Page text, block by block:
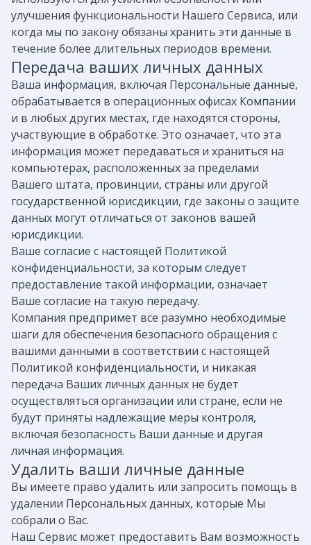
улучшения функциональности Нашего Сервиса, или
когда мы по закону обязаны хранить эти данные в
течение более длительных периодов времени.
Передача ваших личных данных
Ваша информация, включая Персональные данные,
обрабатывается в операционных офисах Компании
и в любых других местах, где находятся стороны,
участвующие в обработке. Это означает, что эта
информация может передаваться и храниться на
компьютерах, расположенных за пределами
Вашего штата, провинции, страны или другой
государственной юрисдикции, где законы о защите
данных могут отличаться от законов вашей
юрисдикции.
Ваше согласие с настоящей Политикой
конфиденциальности, за которым следует
предоставление такой информации, означает
Ваше согласие на такую ​​передачу.
Компания предпримет все разумно необходимые
шаги для обеспечения безопасного обращения с
вашими данными в соответствии с настоящей
Политикой конфиденциальности, и никакая
передача Ваших личных данных не будет
осуществляться организации или стране, если не
будут приняты надлежащие меры контроля,
включая безопасность Ваши данные и другая
личная информация.
Удалить ваши личные данные
Вы имеете право удалить или запросить помощь в
удалении Персональных данных, которые Мы
собрали о Вас.
Наш Сервис может предоставить Вам возможность